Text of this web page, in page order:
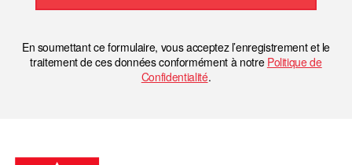
En soumettant ce formulaire, vous acceptez l’enregistrement et le
traitement de ces données conformément à notre Politique de
Confidentialité.